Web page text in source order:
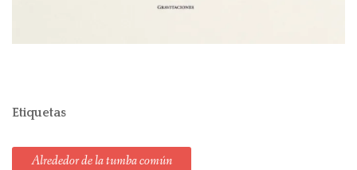
Etiquetas
Alrededor de la tumba común